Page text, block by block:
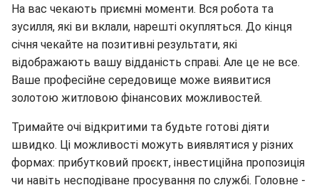
На вас чекають приємні моменти. Вся робота та
зусилля, які ви вклали, нарешті окупляться. До кінця
січня чекайте на позитивні результати, які
відображають вашу відданість справі. Але це не все.
Ваше професійне середовище може виявитися
золотою житловою фінансових можливостей.
Тримайте очі відкритими та будьте готові діяти
швидко. Ці можливості можуть виявлятися у різних
формах: прибутковий проєкт, інвестиційна пропозиція
чи навіть несподіване просування по службі. Головне -